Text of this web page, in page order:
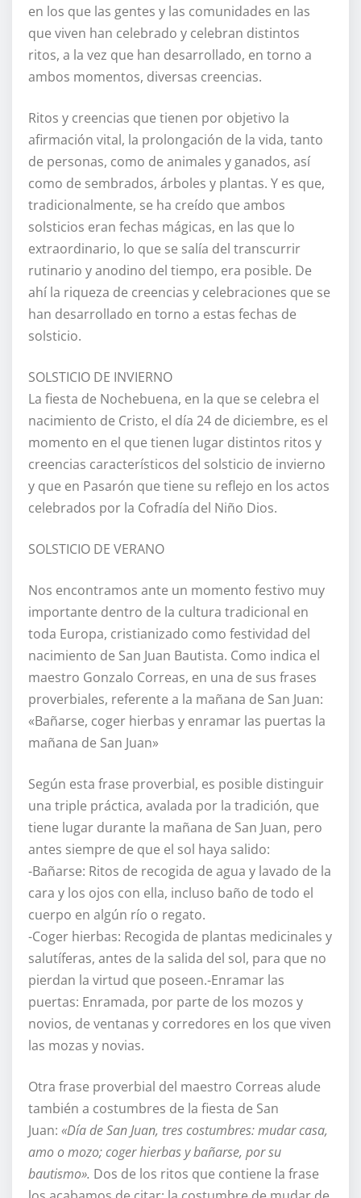
en los que las gentes y las comunidades en las
que viven han celebrado y celebran distintos
ritos, a la vez que han desarrollado, en torno a
ambos momentos, diversas creencias.
Ritos y creencias que tienen por objetivo la
afirmación vital, la prolongación de la vida, tanto
de personas, como de animales y ganados, así
como de sembrados, árboles y plantas. Y es que,
tradicionalmente, se ha creído que ambos
solsticios eran fechas mágicas, en las que lo
extraordinario, lo que se salía del transcurrir
rutinario y anodino del tiempo, era posible. De
ahí la riqueza de creencias y celebraciones que se
han desarrollado en torno a estas fechas de
solsticio.
SOLSTICIO DE INVIERNO
La fiesta de Nochebuena, en la que se celebra el
nacimiento de Cristo, el día 24 de diciembre, es el
momento en el que tienen lugar distintos ritos y
creencias característicos del solsticio de invierno
y que en Pasarón que tiene su reflejo en los actos
celebrados por la Cofradía del Niño Dios.
SOLSTICIO DE VERANO
Nos encontramos ante un momento festivo muy
importante dentro de la cultura tradicional en
toda Europa, cristianizado como festividad del
nacimiento de San Juan Bautista. Como indica el
maestro Gonzalo Correas, en una de sus frases
proverbiales, referente a la mañana de San Juan:
«Bañarse, coger hierbas y enramar las puertas la
mañana de San Juan»
Según esta frase proverbial, es posible distinguir
una triple práctica, avalada por la tradición, que
tiene lugar durante la mañana de San Juan, pero
antes siempre de que el sol haya salido:
-Bañarse: Ritos de recogida de agua y lavado de la
cara y los ojos con ella, incluso baño de todo el
cuerpo en algún río o regato.
-Coger hierbas: Recogida de plantas medicinales y
salutíferas, antes de la salida del sol, para que no
pierdan la virtud que poseen.-Enramar las
puertas: Enramada, por parte de los mozos y
novios, de ventanas y corredores en los que viven
las mozas y novias.
Otra frase proverbial del maestro Correas alude
también a costumbres de la fiesta de San
Juan: «Día de San Juan, tres costumbres: mudar casa,
amo o mozo; coger hierbas y bañarse, por su
bautismo». Dos de los ritos que contiene la frase